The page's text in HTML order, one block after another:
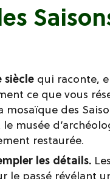
siècle qui raconte,
ce que vous
mosaïque des
musée
restaurée.
les détails.
le passé révélant